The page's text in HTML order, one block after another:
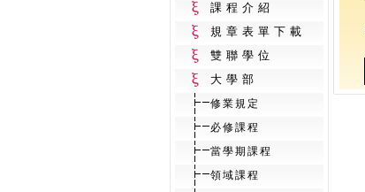
課程介紹
規章表單下載
雙聯學位
大學部
修業規定
必修課程
當學期課程
領域課程